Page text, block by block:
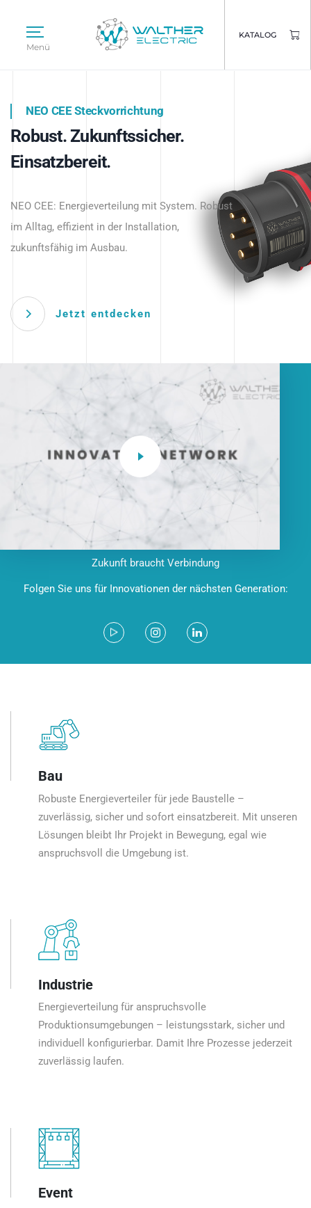
Menü
KATALOG
Intelligente Stromverteilung
beginnt hier.
NEO CEE Steckvorrichtung
Robust. Zukunftssicher.
Einsatzbereit.
NEO CEE: Energieverteilung mit System. Robust
im Alltag, effizient in der Installation,
zukunftsfähig im Ausbau.
Jetzt entdecken
Intelligenz trifft Energie.
Anwendungen – robust, IP-geschützt und
zukunftsfähig.
Zukunft braucht Verbindung
Folgen Sie uns für Innovationen der nächsten Generation:
Bau
Robuste Energieverteiler für jede Baustelle –
zuverlässig, sicher und sofort einsatzbereit. Mit unseren
Lösungen bleibt Ihr Projekt in Bewegung, egal wie
anspruchsvoll die Umgebung ist.
Industrie
Energieverteilung für anspruchsvolle
Produktionsumgebungen – leistungsstark, sicher und
individuell konfigurierbar. Damit Ihre Prozesse jederzeit
zuverlässig laufen.
Event